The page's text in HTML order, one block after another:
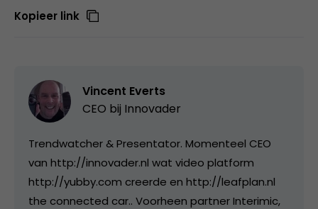
Kopieer link
Vincent Everts
CEO bij Innovader
Trendwatcher & Presentator. Momenteel CEO
van http://innovader.nl wat video platform
http://yubby.com creerde en http://leafplan.nl
the connected car.. Voorheen partner Interimic,